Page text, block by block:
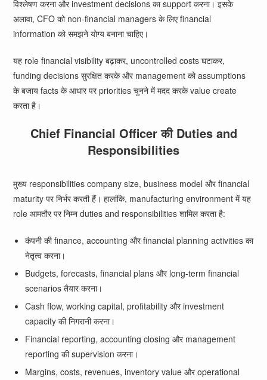
विश्लेषण करना और investment decisions का support करना। इसके
अलावा, CFO को non-financial managers के लिए financial
information को समझने योग्य बनाना चाहिए।
यह role financial visibility बढ़ाकर, uncontrolled costs घटाकर,
funding decisions सुरक्षित करके और management को assumptions
के बजाय facts के आधार पर priorities चुनने में मदद करके value create
करता है।
Chief Financial Officer की Duties and
Responsibilities
मुख्य responsibilities company size, business model और financial
maturity पर निर्भर करती हैं। हालांकि, manufacturing environment में यह
role आमतौर पर निम्न duties and responsibilities शामिल करता है:
कंपनी की finance, accounting और financial planning activities का
नेतृत्व करना।
Budgets, forecasts, financial plans और long-term financial
scenarios तैयार करना।
Cash flow, working capital, profitability और investment
capacity की निगरानी करना।
Financial reporting, accounting closing और management
reporting की supervision करना।
Margins, costs, revenues, inventory value और operational